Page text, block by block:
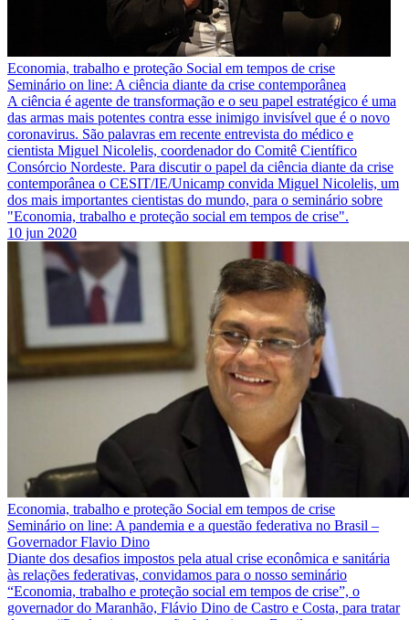
Economia, trabalho e proteção Social em tempos de crise
Seminário on line: A ciência diante da crise contemporânea
A ciência é agente de transformação e o seu papel estratégico é uma
das armas mais potentes contra esse inimigo invisível que é o novo
coronavirus. São palavras em recente entrevista do médico e
cientista Miguel Nicolelis, coordenador do Comitê Científico
Consórcio Nordeste. Para discutir o papel da ciência diante da crise
contemporânea o CESIT/IE/Unicamp convida Miguel Nicolelis, um
dos mais importantes cientistas do mundo, para o seminário sobre
"Economia, trabalho e proteção social em tempos de crise".
10 jun 2020
Economia, trabalho e proteção Social em tempos de crise
Seminário on line: A pandemia e a questão federativa no Brasil –
Governador Flavio Dino
Diante dos desafios impostos pela atual crise econômica e sanitária
às relações federativas, convidamos para o nosso seminário
“Economia, trabalho e proteção social em tempos de crise”, o
governador do Maranhão, Flávio Dino de Castro e Costa, para tratar